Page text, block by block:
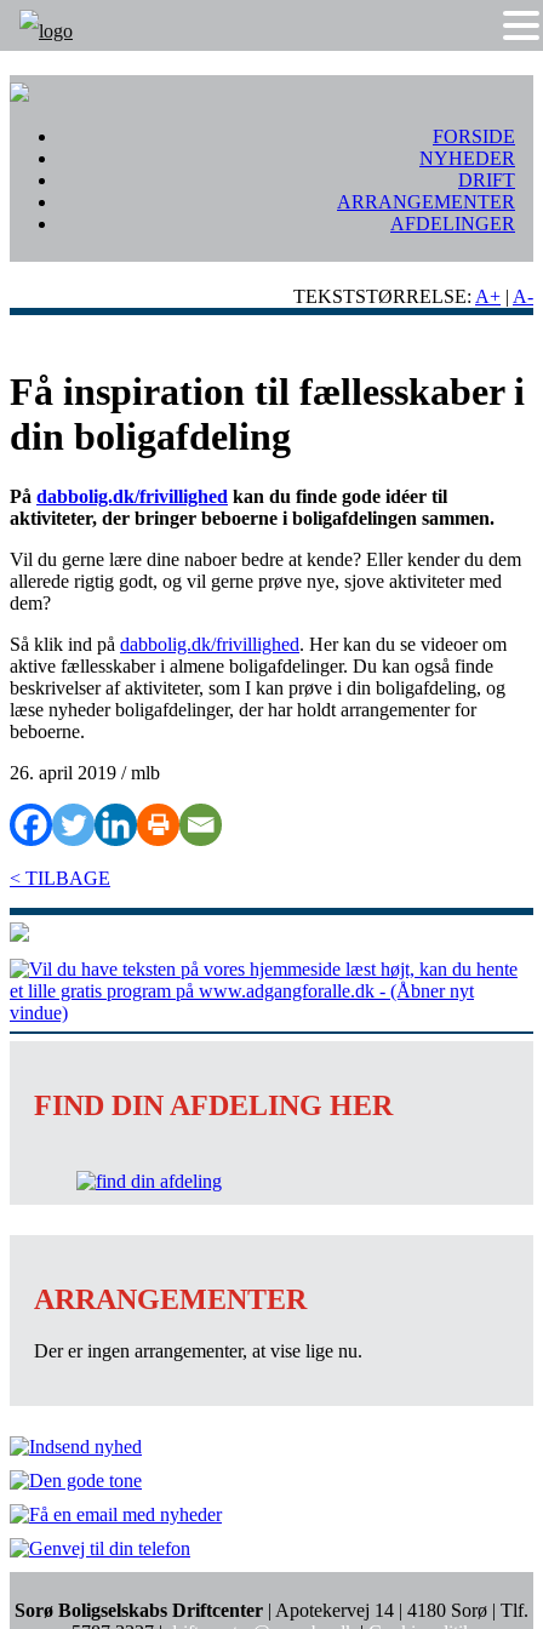
FORSIDE
NYHEDER
DRIFT
ARRANGEMENTER
AFDELINGER
TEKSTSTØRRELSE: A+ | A-
Få inspiration til fællesskaber i
din boligafdeling
På dabbolig.dk/frivillighed kan du finde gode idéer til
aktiviteter, der bringer beboerne i boligafdelingen sammen.
Vil du gerne lære dine naboer bedre at kende? Eller kender du dem
allerede rigtig godt, og vil gerne prøve nye, sjove aktiviteter med
dem?
Så klik ind på dabbolig.dk/frivillighed. Her kan du se videoer om
aktive fællesskaber i almene boligafdelinger. Du kan også finde
beskrivelser af aktiviteter, som I kan prøve i din boligafdeling, og
læse nyheder boligafdelinger, der har holdt arrangementer for
beboerne.
26. april 2019 / mlb
< TILBAGE
FIND DIN AFDELING HER
ARRANGEMENTER
Der er ingen arrangementer, at vise lige nu.
Sorø Boligselskabs Driftcenter | Apotekervej 14 | 4180 Sorø | Tlf.